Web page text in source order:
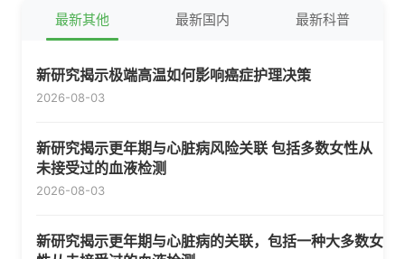
最新其他 最新国内 最新科普
新研究揭示极端高温如何影响癌症护理决策
2026-08-03
新研究揭示更年期与心脏病风险关联 包括多数女性从
未接受过的血液检测
2026-08-03
新研究揭示更年期与心脏病的关联，包括一种大多数女